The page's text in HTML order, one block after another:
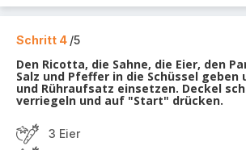
Schritt 4 /5
Den Ricotta, die Sahne, die Eier, den
Salz und Pfeffer in die Schüssel geben
und Rühraufsatz einsetzen. Deckel
verriegeln und auf "Start" drücken.
3 Eier